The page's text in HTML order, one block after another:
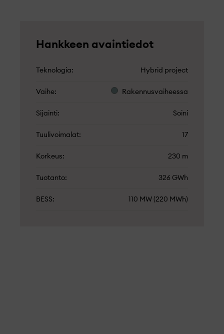
Hankkeen avaintiedot
Teknologia Hybrid project
Vaihe Rakennusvaiheessa
Sijainti Soini
Tuulivoimalat 17
Korkeus 230 m
Tuotanto 326 GWh
BESS 110 MW (220 MWh)